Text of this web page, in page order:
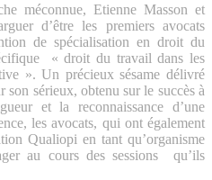
méconnue, Etienne Masson et
d’être les premiers avocats
de spécialisation en droit du
« droit du travail dans les
». Un précieux sésame délivré
sérieux, obtenu sur le succès à
et la reconnaissance d’une
les avocats, qui ont également
Qualiopi en tant qu’organisme
au cours des sessions qu’ils